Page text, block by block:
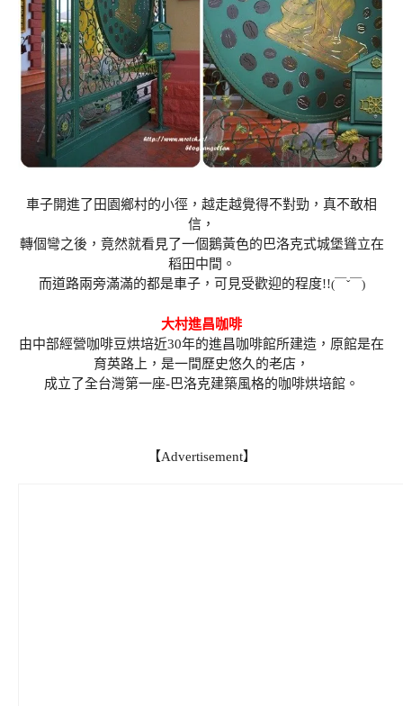
車子開進了田園鄉村的小徑，越走越覺得不對勁，真不敢相
信，
轉個彎之後，竟然就看見了一個鵝黃色的巴洛克式城堡聳立在
稻田中間。
而道路兩旁滿滿的都是車子，可見受歡迎的程度!!(￣ˇ￣ )
大村進昌咖啡
由中部經營咖啡豆烘培近30年的進昌咖啡館所建造，原館是在
育英路上，是一間歷史悠久的老店，
成立了全台灣第一座-巴洛克建築風格的咖啡烘培館。
【Advertisement】